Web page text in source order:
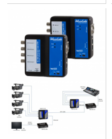
500733
4K@30Hz jusqu'à 100m
via Cat5e/6
2 ports Ethernet
Pass-through RS232
POE